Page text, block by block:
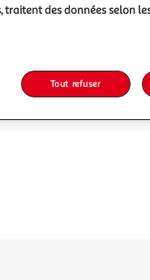
traitent des données selon
Tout refuser